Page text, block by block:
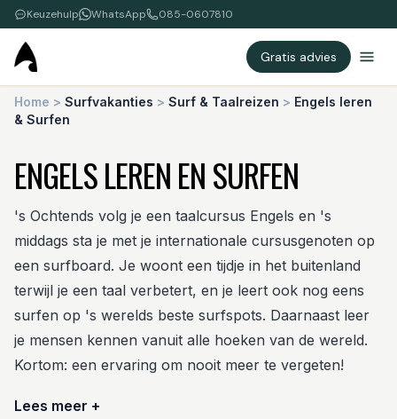
Keuzehulp WhatsApp 085-0607810
Gratis advies
Home > Surfvakanties > Surf & Taalreizen > Engels leren
& Surfen
ENGELS LEREN EN SURFEN
's Ochtends volg je een taalcursus Engels en 's
middags sta je met je internationale cursusgenoten op
een surfboard. Je woont een tijdje in het buitenland
terwijl je een taal verbetert, en je leert ook nog eens
surfen op 's werelds beste surfspots. Daarnaast leer
je mensen kennen vanuit alle hoeken van de wereld.
Kortom: een ervaring om nooit meer te vergeten!
Lees meer +